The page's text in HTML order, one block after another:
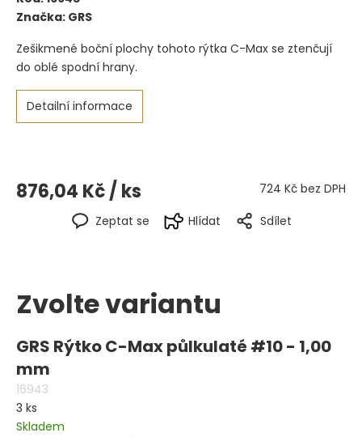
Značka: GRS
876,04 Kč/ ks 724 Kč bez DPH
Zešikmené boční plochy tohoto rýtka C-Max se ztenčují
do oblé spodní hrany.
Detailní informace
Zeptat se Hlídat Sdílet
Zvolte variantu
GRS Rýtko C-Max půlkulaté #10 - 1,00
mm
16943
3 ks
Skladem